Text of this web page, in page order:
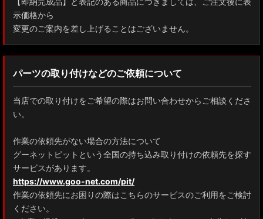
示価格から
変更のご案内を差し上げることはございません。
パーツの取り付けなどのご依頼について
当店での取り付けをご希望の際はお問い合わせからご相談くださ
い。
作業の依頼先がない場合の方法について
グーネットピットという全国の持ち込み取り付けの依頼先を探す
サービスがあります。
https://www.goo-net.com/pit/
作業の依頼先にお困りの際はこちらのサービスのご利用をご検討
ください。